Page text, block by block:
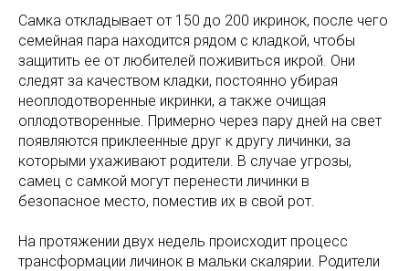
Самка откладывает от 150 до 200 икринок, после чего
семейная пара находится рядом с кладкой, чтобы
защитить ее от любителей поживиться икрой. Они
следят за качеством кладки, постоянно убирая
неоплодотворенные икринки, а также очищая
оплодотворенные. Примерно через пару дней на свет
появляются приклеенные друг к другу личинки, за
которыми ухаживают родители. В случае угрозы,
самец с самкой могут перенести личинки в
безопасное место, поместив их в свой рот.
На протяжении двух недель происходит процесс
трансформации личинок в мальки скалярии. Родители